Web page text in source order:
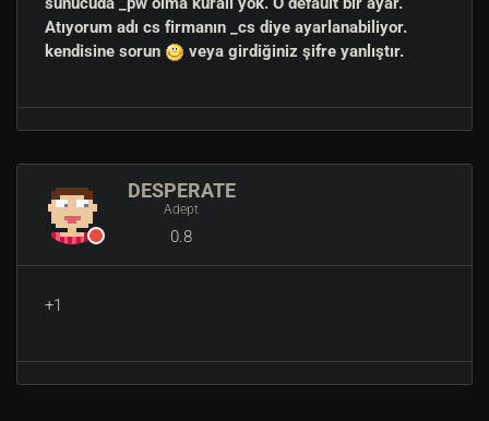
Atıyorum adı cs firmanın _cs diye ayarlanabiliyor.
kendisine sorun
veya girdiğiniz şifre yanlıştır.
DESPERATE
Adept
0.8
+1